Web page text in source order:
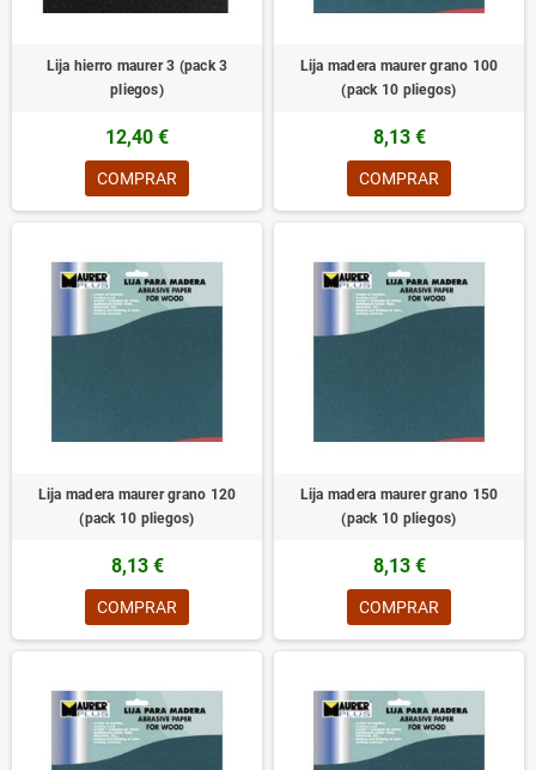
Lija hierro maurer 3 (pack 3
pliegos)
12,40 €
COMPRAR
Lija madera maurer grano 100
(pack 10 pliegos)
8,13 €
COMPRAR
Lija madera maurer grano 120
(pack 10 pliegos)
8,13 €
COMPRAR
Lija madera maurer grano 150
(pack 10 pliegos)
8,13 €
COMPRAR